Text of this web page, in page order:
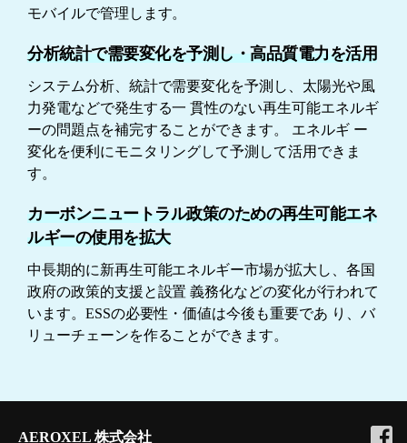
モバイルで管理します。
分析統計で需要変化を予測し・高品質電力を活用
システム分析、統計で需要変化を予測し、太陽光や風
力発電などで発生する一 貫性のない再生可能エネルギ
ーの問題点を補完することができます。 エネルギー
変化を便利にモニタリングして予測して活用できま
す。
カーボンニュートラル政策のための再生可能エネ
ルギーの使用を拡大
中長期的に新再生可能エネルギー市場が拡大し、各国
政府の政策的支援と設置義務化などの変化が行われて
います。ESSの必要性・価値は今後も重要であ り、バ
リューチェーンを作ることができます。
AEROXEL 株式会社